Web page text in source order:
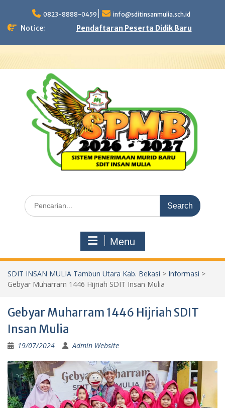
content
0823-8888-0459 info@sditinsanmulia.sch.id
Notice: Pendaftaran Peserta Didik Baru
Search
for:
Menu
SDIT INSAN MULIA Tambun Utara Kab. Bekasi > Informasi >
Gebyar Muharram 1446 Hijriah SDIT Insan Mulia
Gebyar Muharram 1446 Hijriah SDIT
Insan Mulia
19/07/2024 Admin Website